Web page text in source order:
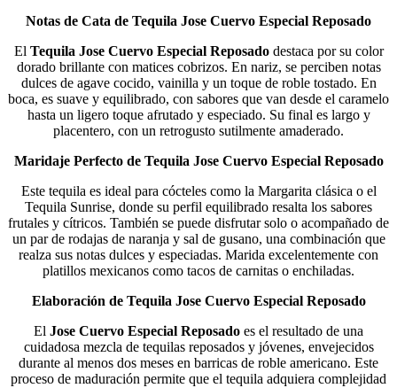
Notas de Cata de Tequila Jose Cuervo Especial Reposado
El Tequila Jose Cuervo Especial Reposadodestaca por su color
dorado brillante con matices cobrizos. En nariz, se perciben notas
dulces de agave cocido, vainilla y un toque de roble tostado. En
boca, es suave y equilibrado, con sabores que van desde el caramelo
hasta un ligero toque afrutado y especiado. Su final es largo y
placentero, con un retrogusto sutilmente amaderado.
Maridaje Perfecto de Tequila Jose Cuervo Especial Reposado
Este tequila es ideal para cócteles como la Margarita clásica o el
Tequila Sunrise, donde su perfil equilibrado resalta los sabores
frutales y cítricos. También se puede disfrutar solo o acompañado de
un par de rodajas de naranja y sal de gusano, una combinación que
realza sus notas dulces y especiadas. Marida excelentemente con
platillos mexicanos como tacos de carnitas o enchiladas.
Elaboración de Tequila Jose Cuervo Especial Reposado
El Jose Cuervo Especial Reposado es el resultado de una
cuidadosa mezcla de tequilas reposados y jóvenes, envejecidos
durante al menos dos meses en barricas de roble americano. Este
proceso de maduración permite que el tequila adquiera complejidad